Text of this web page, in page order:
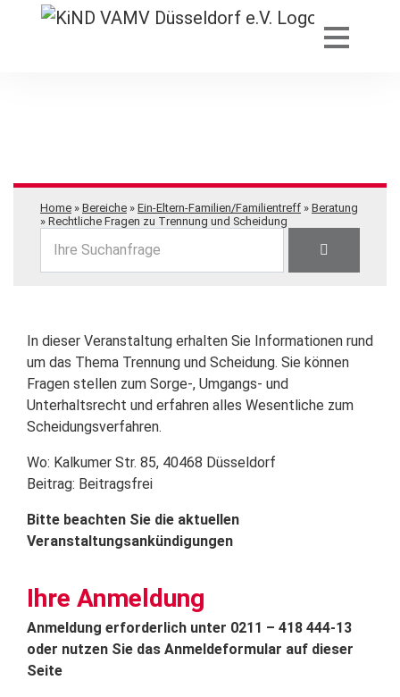
Home » Bereiche » Ein-Eltern-Familien/Familientreff » Beratung
» Rechtliche Fragen zu Trennung und Scheidung
Ihre Suchanfrage
In dieser Veranstaltung erhalten Sie Informationen rund
um das Thema Trennung und Scheidung. Sie können
Fragen stellen zum Sorge-, Umgangs- und
Unterhaltsrecht und erfahren alles Wesentliche zum
Scheidungsverfahren.
Wo: Kalkumer Str. 85, 40468 Düsseldorf
Beitrag: Beitragsfrei
Bitte beachten Sie die aktuellen
Veranstaltungsankündigungen
Ihre Anmeldung
Anmeldung erforderlich unter 0211 – 418 444-13
oder nutzen Sie das Anmeldeformular auf dieser
Seite